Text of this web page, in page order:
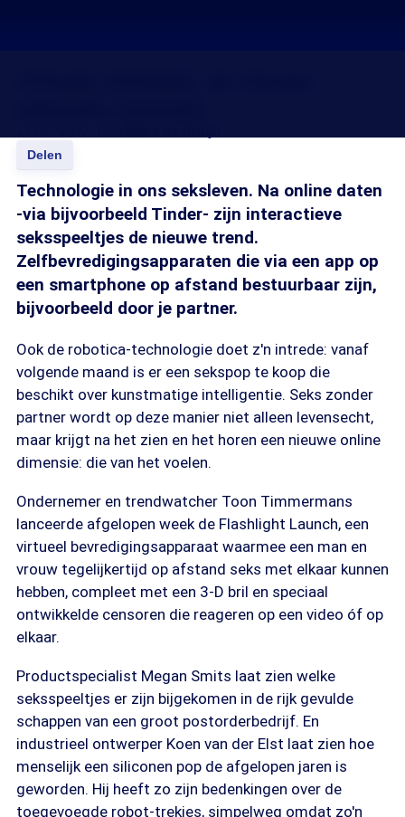
Delen
Technologie in ons seksleven. Na online daten
-via bijvoorbeeld Tinder- zijn interactieve
seksspeeltjes de nieuwe trend.
Zelfbevredigingsapparaten die via een app op
een smartphone op afstand bestuurbaar zijn,
bijvoorbeeld door je partner.
Ook de robotica-technologie doet z'n intrede: vanaf
volgende maand is er een sekspop te koop die
beschikt over kunstmatige intelligentie. Seks zonder
partner wordt op deze manier niet alleen levensecht,
maar krijgt na het zien en het horen een nieuwe online
dimensie: die van het voelen.
Ondernemer en trendwatcher Toon Timmermans
lanceerde afgelopen week de Flashlight Launch, een
virtueel bevredigingsapparaat waarmee een man en
vrouw tegelijkertijd op afstand seks met elkaar kunnen
hebben, compleet met een 3-D bril en speciaal
ontwikkelde censoren die reageren op een video óf op
elkaar.
Productspecialist Megan Smits laat zien welke
seksspeeltjes er zijn bijgekomen in de rijk gevulde
schappen van een groot postorderbedrijf. En
industrieel ontwerper Koen van der Elst laat zien hoe
menselijk een siliconen pop de afgelopen jaren is
geworden. Hij heeft zo zijn bedenkingen over de
toegevoegde robot-trekjes, simpelweg omdat zo'n